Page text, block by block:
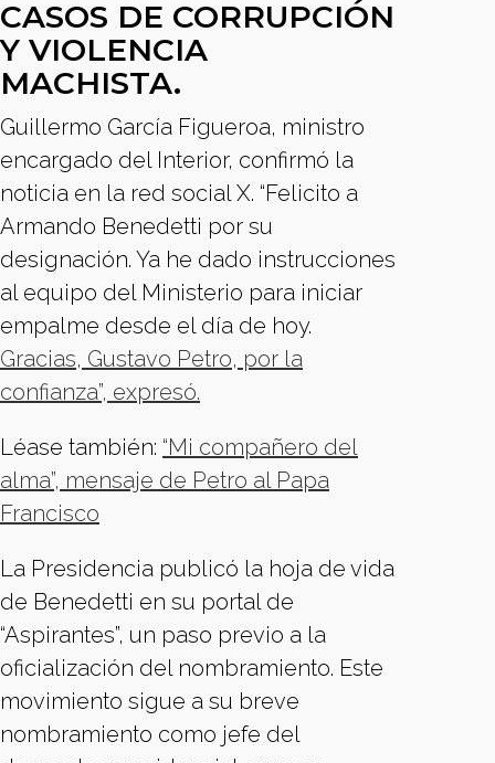
CASOS DE CORRUPCIÓN
Y VIOLENCIA
MACHISTA.
Guillermo García Figueroa, ministro
encargado del Interior, confirmó la
noticia en la red social X. “Felicito a
Armando Benedetti por su
designación. Ya he dado instrucciones
al equipo del Ministerio para iniciar
empalme desde el día de hoy.
Gracias, Gustavo Petro, por la
confianza”, expresó.
Léase también: “Mi compañero del
alma”, mensaje de Petro al Papa
Francisco
La Presidencia publicó la hoja de vida
de Benedetti en su portal de
“Aspirantes”, un paso previo a la
oficialización del nombramiento. Este
movimiento sigue a su breve
nombramiento como jefe del